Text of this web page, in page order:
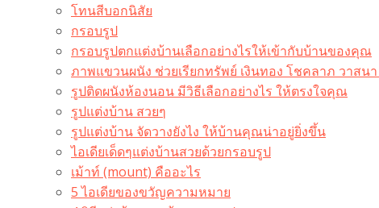
โทนสีบอกนิสัย
กรอบรูป
กรอบรูปตกแต่งบ้านเลือกอย่างไรให้เข้ากับบ้านของคุณ
ภาพแขวนผนัง ช่วยเรียกทรัพย์ เงินทอง โชคลาภ วาสน
รูปติดผนังห้องนอน มีวิธีเลือกอย่างไร ให้ตรงใจคุณ
รูปแต่งบ้าน สวยๆ
รูปแต่งบ้าน จัดวางยังไง ให้บ้านคุณน่าอยู่ยิ่งขึ้น
ไอเดียเด็ดๆแต่งบ้านสวยด้วยกรอบรูป
เม้าท์ (mount) คืออะไร​
5 ไอเดียของขวัญความหมาย